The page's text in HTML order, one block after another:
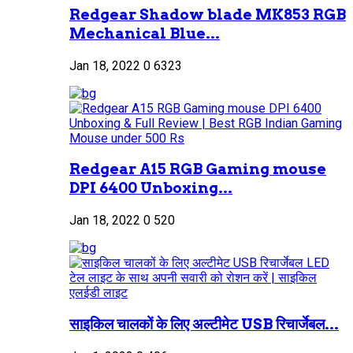
Redgear Shadow blade MK853 RGB
Mechanical Blue...
Jan 18, 2022 0 6323
Redgear A15 RGB Gaming mouse
DPI 6400 Unboxing...
Jan 18, 2022 0 520
साइकिल चालकों के लिए अल्टीमेट USB रिचार्जेबल...